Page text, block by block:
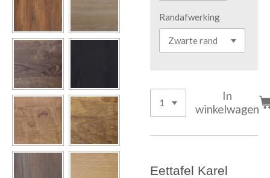
Randafwerking
In
winkelwagen
Eettafel Karel